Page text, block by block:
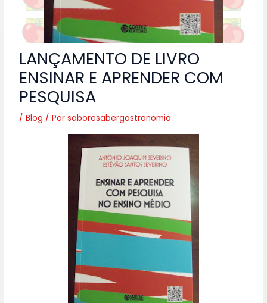
LANÇAMENTO DE LIVRO
ENSINAR E APRENDER COM
PESQUISA
/Blog / Porsaboresabergastronomia